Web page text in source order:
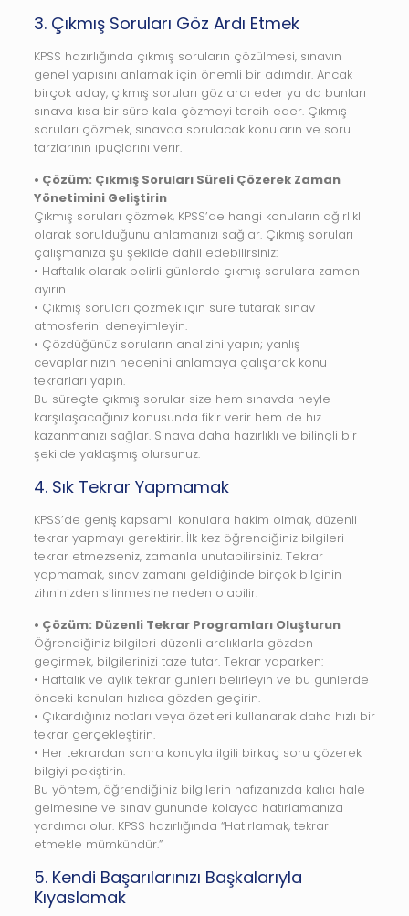
3. Çıkmış Soruları Göz Ardı Etmek
KPSS hazırlığında çıkmış soruların çözülmesi, sınavın
genel yapısını anlamak için önemli bir adımdır. Ancak
birçok aday, çıkmış soruları göz ardı eder ya da bunları
sınava kısa bir süre kala çözmeyi tercih eder. Çıkmış
soruları çözmek, sınavda sorulacak konuların ve soru
tarzlarının ipuçlarını verir.
• Çözüm: Çıkmış Soruları Süreli Çözerek Zaman
Yönetimini Geliştirin
Çıkmış soruları çözmek, KPSS’de hangi konuların ağırlıklı
olarak sorulduğunu anlamanızı sağlar. Çıkmış soruları
çalışmanıza şu şekilde dahil edebilirsiniz:
• Haftalık olarak belirli günlerde çıkmış sorulara zaman
ayırın.
• Çıkmış soruları çözmek için süre tutarak sınav
atmosferini deneyimleyin.
• Çözdüğünüz soruların analizini yapın; yanlış
cevaplarınızın nedenini anlamaya çalışarak konu
tekrarları yapın.
Bu süreçte çıkmış sorular size hem sınavda neyle
karşılaşacağınız konusunda fikir verir hem de hız
kazanmanızı sağlar. Sınava daha hazırlıklı ve bilinçli bir
şekilde yaklaşmış olursunuz.
4. Sık Tekrar Yapmamak
KPSS’de geniş kapsamlı konulara hakim olmak, düzenli
tekrar yapmayı gerektirir. İlk kez öğrendiğiniz bilgileri
tekrar etmezseniz, zamanla unutabilirsiniz. Tekrar
yapmamak, sınav zamanı geldiğinde birçok bilginin
zihninizden silinmesine neden olabilir.
• Çözüm: Düzenli Tekrar Programları Oluşturun
Öğrendiğiniz bilgileri düzenli aralıklarla gözden
geçirmek, bilgilerinizi taze tutar. Tekrar yaparken:
• Haftalık ve aylık tekrar günleri belirleyin ve bu günlerde
önceki konuları hızlıca gözden geçirin.
• Çıkardığınız notları veya özetleri kullanarak daha hızlı bir
tekrar gerçekleştirin.
• Her tekrardan sonra konuyla ilgili birkaç soru çözerek
bilgiyi pekiştirin.
Bu yöntem, öğrendiğiniz bilgilerin hafızanızda kalıcı hale
gelmesine ve sınav gününde kolayca hatırlamanıza
yardımcı olur. KPSS hazırlığında “Hatırlamak, tekrar
etmekle mümkündür.”
5. Kendi Başarılarınızı Başkalarıyla
Kıyaslamak